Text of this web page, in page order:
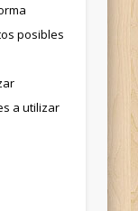
posibles
a utilizar